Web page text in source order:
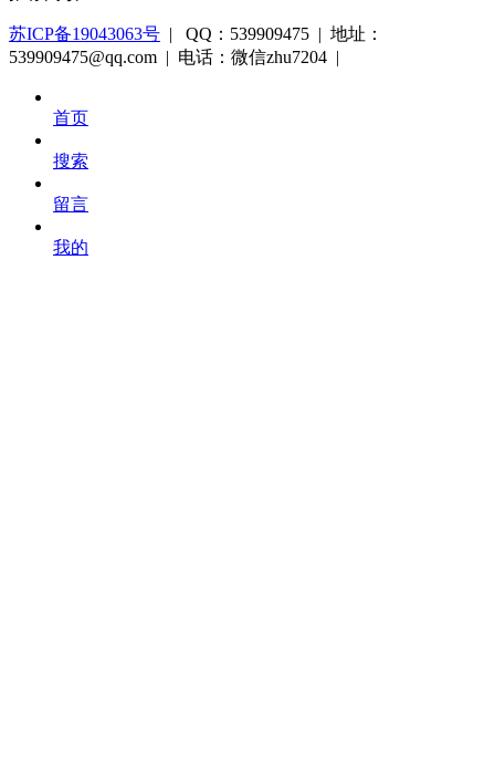
苏ICP备19043063号 | QQ：539909475 | 地址：
539909475@qq.com | 电话：微信zhu7204 |
首页
搜索
留言
我的